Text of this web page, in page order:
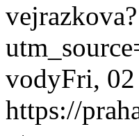
vejrazkova?
vodyFri,
https://